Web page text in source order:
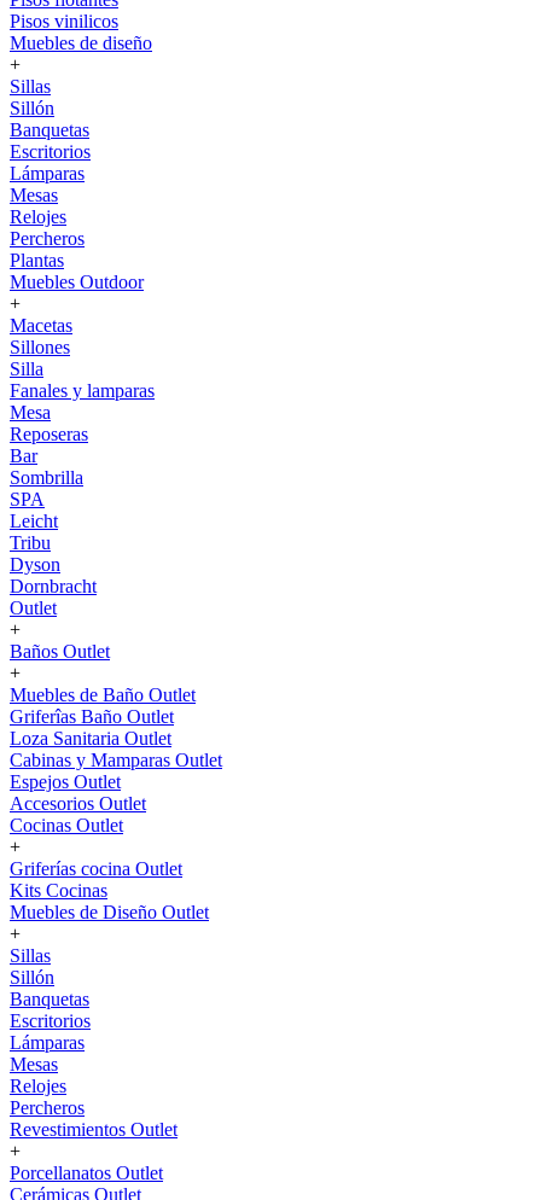
Pisos vinilicos
Muebles de diseño
+
Sillas
Sillón
Banquetas
Escritorios
Lámparas
Mesas
Relojes
Percheros
Plantas
Muebles Outdoor
+
Macetas
Sillones
Silla
Fanales y lamparas
Mesa
Reposeras
Bar
Sombrilla
SPA
Leicht
Tribu
Dyson
Dornbracht
Outlet
+
Baños Outlet
+
Muebles de Baño Outlet
Griferîas Baño Outlet
Loza Sanitaria Outlet
Cabinas y Mamparas Outlet
Espejos Outlet
Accesorios Outlet
Cocinas Outlet
+
Griferías cocina Outlet
Kits Cocinas
Muebles de Diseño Outlet
+
Sillas
Sillón
Banquetas
Escritorios
Lámparas
Mesas
Relojes
Percheros
Revestimientos Outlet
+
Porcellanatos Outlet
Cerámicas Outlet